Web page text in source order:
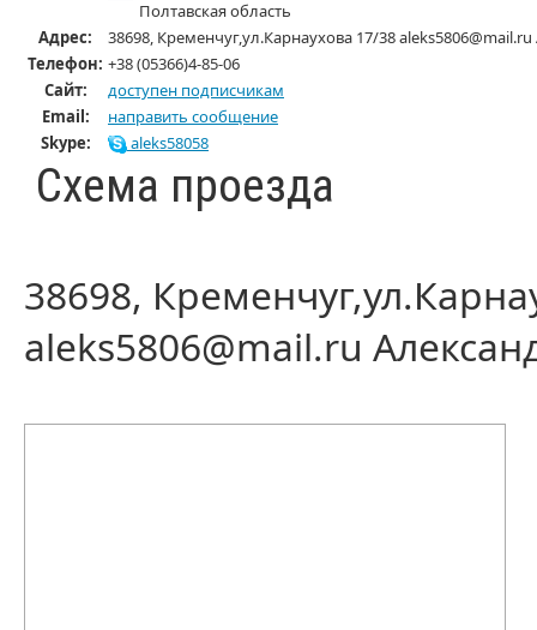
Полтавская область
Адрес:
38698, Кременчуг,ул.Карнаухова 17/38
Телефон: +38 (05366)4-85-06
Cайт:
доступен подписчикам
Email:
направить сообщение
Skype:
aleks58058
Схема проезда
38698,
aleks5806@mail.ru